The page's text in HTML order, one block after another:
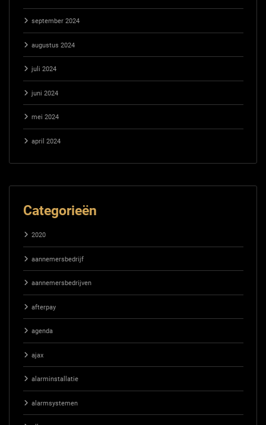
september 2024
augustus 2024
juli 2024
juni 2024
mei 2024
april 2024
Categorieën
2020
aannemersbedrijf
aannemersbedrijven
afterpay
agenda
ajax
alarminstallatie
alarmsystemen